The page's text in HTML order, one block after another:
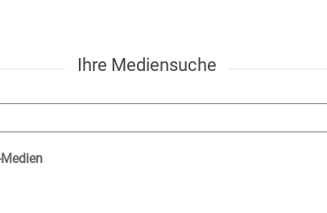
Ihre Mediensuche
Sie suchen wollen.
Medien